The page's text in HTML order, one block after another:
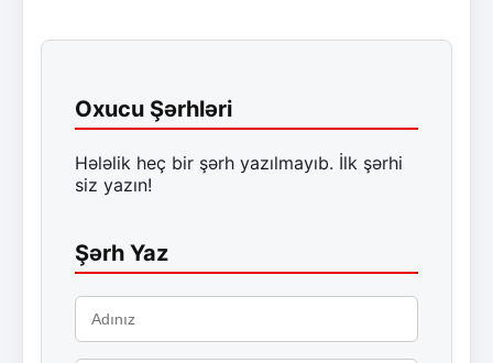
Oxucu Şərhləri
Hələlik heç bir şərh yazılmayıb. İlk şərhi
siz yazın!
Şərh Yaz